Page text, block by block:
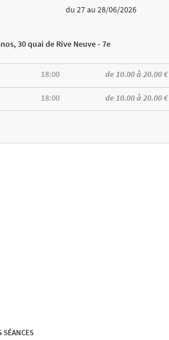
du 27au 28/06/2026
30 quai de Rive Neuve - 7e
18:00 de 10.00 à 20.00 €
18:00 de 10.00 à 20.00 €
SÉANCES